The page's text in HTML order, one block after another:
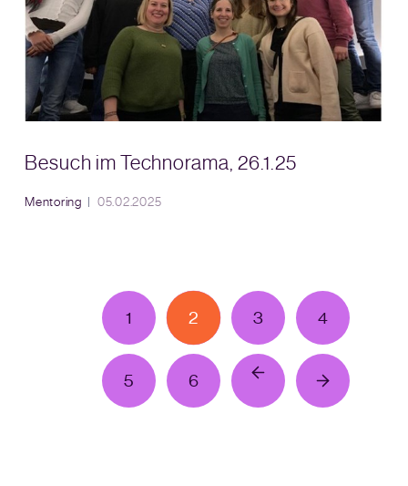
Besuch im Technorama, 26.1.25
Mentoring 05.02.2025
1 2 3 4
5 6